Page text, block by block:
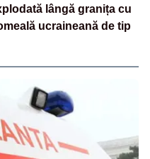
lângă granița cu
ucraineană de tip